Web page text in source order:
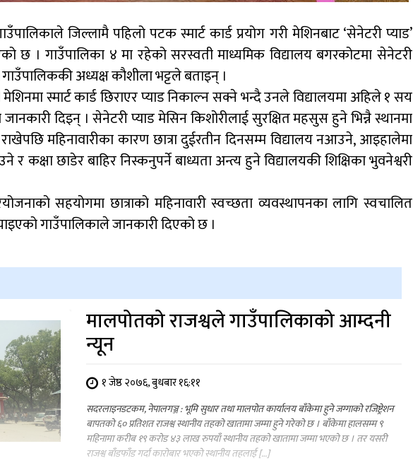
जिल्लामै पहिलो पटक स्मार्ट कार्ड प्रयोग गरी मेशिनबाट ‘सेनेटरी प्याड’
छ । गाउँपालिका ४ मा रहेको सरस्वती माध्यमिक विद्यालय बगरकोटमा सेनेटरी
अध्यक्ष कौशीला भट्टले बताइन् ।
मेशिनमा स्मार्ट कार्ड छिराएर प्याड निकाल्न सक्ने भन्दै उनले विद्यालयमा अहिले १ सय
जानकारी दिइन् । सेनेटरी प्याड मेसिन किशोरीलाई सुरक्षित महसुस हुने भिन्नै स्थानमा
महिनावारीका कारण छात्रा दुईरतीन दिनसम्म विद्यालय नआउने, आइहालेमा
र कक्षा छाडेर बाहिर निस्कनुपर्ने बाध्यता अन्त्य हुने विद्यालयकी शिक्षिका भुवनेश्वरी
सहयोगमा छात्राको महिनावारी स्वच्छता व्यवस्थापनका लागि स्वचालित
गाउँपालिकाले जानकारी दिएको छ ।
मालपोतको राजश्वले गाउँपालिकाको आम्दनी
न्यून
१ जेष्ठ २०७६, बुधबार १६:११
सदरलाइनडटकम, नेपालगञ्ज : भूमि सुधार तथा मालपोत कार्यालय बाँकेमा हुने जग्गाको रजिष्ट्रेशन
बापतको ६० प्रतिशत राजश्व स्थानीय तहको खातामा जम्मा हुने गरेको छ । बाँकेमा हालसम्म ९
महिनामा करीब १९ करोड ४३ लाख रुपयाँ स्थानीय तहको खातामा जम्मा भएको छ । तर यसरी
राजश्व बाँडफाँड गर्दा कारोबार भएको स्थानीय तहलाई […]